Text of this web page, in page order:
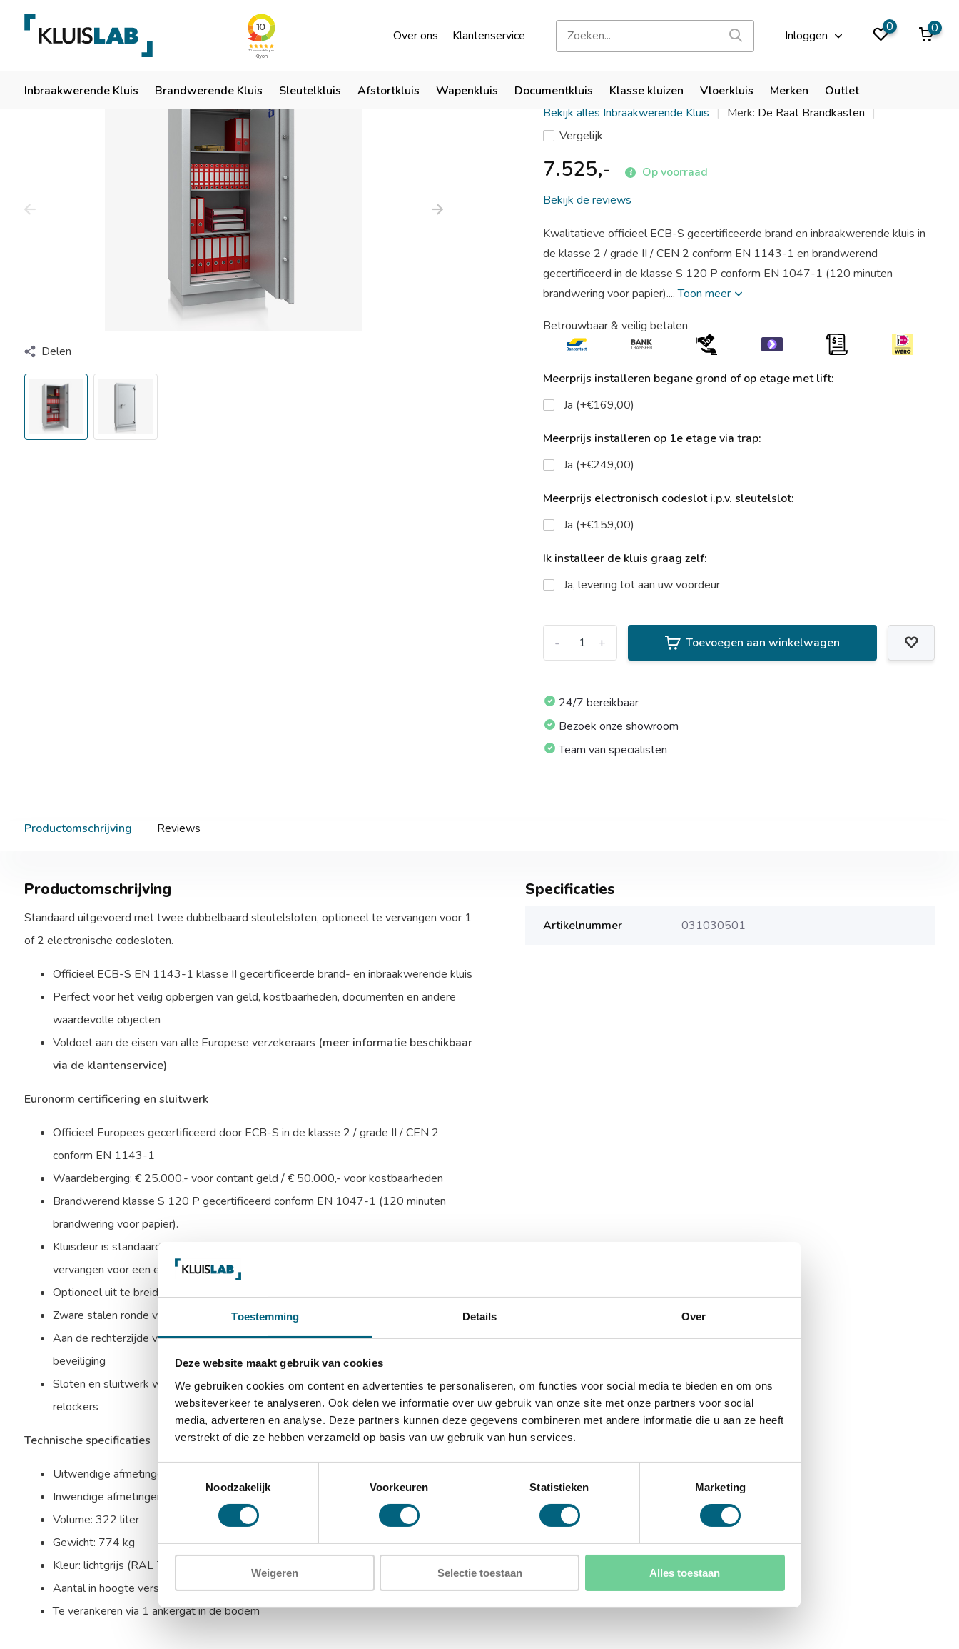
Toestemming Details Over
Deze website maakt gebruik van cookies
We gebruiken cookies om content en advertenties te personaliseren, om functies voor social media te bieden en om ons
websiteverkeer te analyseren. Ook delen we informatie over uw gebruik van onze site met onze partners voor social
media, adverteren en analyse. Deze partners kunnen deze gegevens combineren met andere informatie die u aan ze heeft
verstrekt of die ze hebben verzameld op basis van uw gebruik van hun services.
Toestemmingsselectie
Noodzakelijk
Voorkeuren Statistieken Marketing
Weigeren Selectie toestaan Alles toestaan
Over ons Klantenservice Inloggen
0 0
Inbraakwerende Kluis Brandwerende Kluis Sleutelkluis Afstortkluis Wapenkluis Documentkluis Klasse kluizen Vloerkluis Merken Outlet
Ruim 50 jaar ervaring Bezoek onze showroom
9,9
Delen
De Raat DRS Praag 5
Bekijk alles Inbraakwerende Kluis Merk: De Raat Brandkasten
Vergelijk
7.525,-
Op voorraad
Bekijk de reviews
Kwalitatieve officieel ECB-S gecertificeerde brand en inbraakwerende kluis in
de klasse 2 / grade II / CEN 2 conform EN 1143-1 en brandwerend
gecertificeerd in de klasse S 120 P conform EN 1047-1 (120 minuten
brandwering voor papier)....Toon meer
Betrouwbaar & veilig betalen
Meerprijs installeren begane grond of op etage met lift:
Ja (+€169,00)
Meerprijs installeren op 1e etage via trap:
Ja (+€249,00)
Meerprijs electronisch codeslot i.p.v. sleutelslot:
Ja (+€159,00)
Ik installeer de kluis graag zelf:
Ja, levering tot aan uw voordeur
+
- Toevoegen aan winkelwagen
24/7 bereikbaar
Bezoek onze showroom
Team van specialisten
Productomschrijving Reviews
Productomschrijving
Standaard uitgevoerd met twee dubbelbaard sleutelsloten, optioneel te vervangen voor 1
of 2 electronische codesloten.
Officieel ECB-S EN 1143-1 klasse II gecertificeerde brand- en inbraakwerende kluis
Perfect voor het veilig opbergen van geld, kostbaarheden, documenten en andere
waardevolle objecten
Voldoet aan de eisen van alle Europese verzekeraars (meer informatie beschikbaar
via de klantenservice)
Euronorm certificering en sluitwerk
Officieel Europees gecertificeerd door ECB-S in de klasse 2 / grade II / CEN 2
conform EN 1143-1
Waardeberging: € 25.000,- voor contant geld / € 50.000,- voor kostbaarheden
Brandwerend klasse S 120 P gecertificeerd conform EN 1047-1 (120 minuten
brandwering voor papier).
Kluisdeur is standaard uitgevoerd met een dubbelbaard sleutelslot, optioneel te
vervangen voor een electronisch codeslot.
Optioneel uit te breiden met een alarmbox, seimische kluisdetector of trilcontact.
Zware stalen ronde verchroomde schoten aan bovenzijde, onderzijde en linkerzijde
Aan de rechterzijde valt een blinde schoot in de sponning van de kluis voor extra
beveiliging
Sloten en sluitwerk worden beschermd door mangaanstalen harde platen en actieve
relockers
Technische specificaties
Uitwendige afmetingen: 1811 x 821 x 573 mm (HxBxD)
Inwendige afmetingen: 1500 x 649 x 331 mm (HxBxD)
Volume: 322 liter
Gewicht: 774 kg
Kleur: lichtgrijs (RAL 7035)
Aantal in hoogte verstelbare uitneembare legborden: 3
Te verankeren via 1 ankergat in de bodem
Specificaties
Artikelnummer 031030501